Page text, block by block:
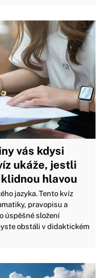
vás kdysi
ukáže, jestli
hlavou
jazyka. Tento kvíz
pravopisu a
úspěšné složení
obstáli v didaktickém